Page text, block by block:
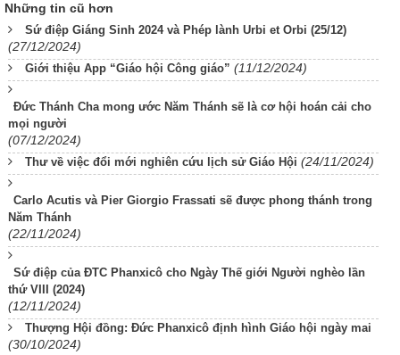
Những tin cũ hơn
Sứ điệp Giáng Sinh 2024 và Phép lành Urbi et Orbi (25/12)
(27/12/2024)
Giới thiệu App “Giáo hội Công giáo” (11/12/2024)
Đức Thánh Cha mong ước Năm Thánh sẽ là cơ hội hoán cải cho
mọi người
(07/12/2024)
Thư về việc đổi mới nghiên cứu lịch sử Giáo Hội (24/11/2024)
Carlo Acutis và Pier Giorgio Frassati sẽ được phong thánh trong
Năm Thánh
(22/11/2024)
Sứ điệp của ĐTC Phanxicô cho Ngày Thế giới Người nghèo lần
thứ VIII (2024)
(12/11/2024)
Thượng Hội đồng: Đức Phanxicô định hình Giáo hội ngày mai
(30/10/2024)